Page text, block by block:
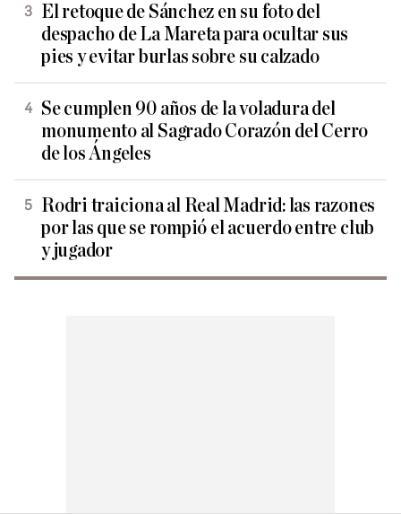
El retoque de Sánchez en su foto del
despacho de La Mareta para ocultar sus
pies y evitar burlas sobre su calzado
Se cumplen 90 años de la voladura del
monumento al Sagrado Corazón del Cerro
de los Ángeles
Rodri traiciona al Real Madrid: las razones
por las que se rompió el acuerdo entre club
y jugador